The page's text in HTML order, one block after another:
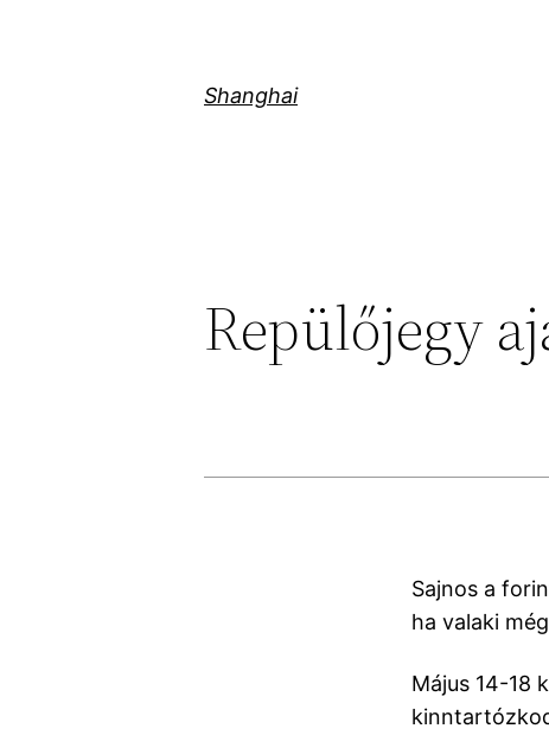
Shanghai
Repülőjegy
Sajnos a
ha valaki
Május 14-18